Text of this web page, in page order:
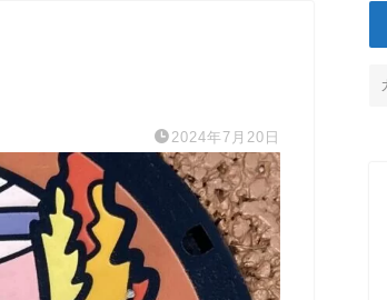
2024年7月20日